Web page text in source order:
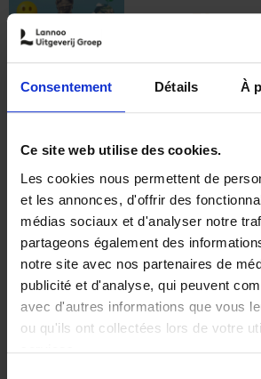
Consentement Détails À
Ce site web utilise des cookies.
Les cookies nous permettent de
et les annonces, d'offrir des
médias sociaux et d'analyser notre
partageons également des
notre site avec nos partenaires de
publicité et d'analyse, qui peuvent
avec d'autres informations que vous
ou qu'ils ont collectées lors de votre
€37,50
Building
Business
Jochen Roef Jozefien
Couverture souple
€29,99